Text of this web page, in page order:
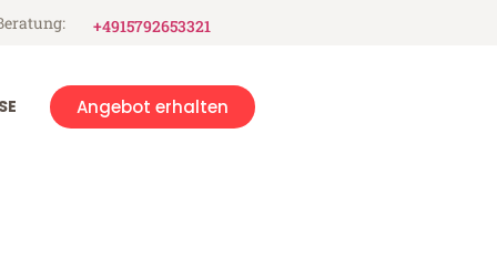
+4915792653321
Angebot erhalten